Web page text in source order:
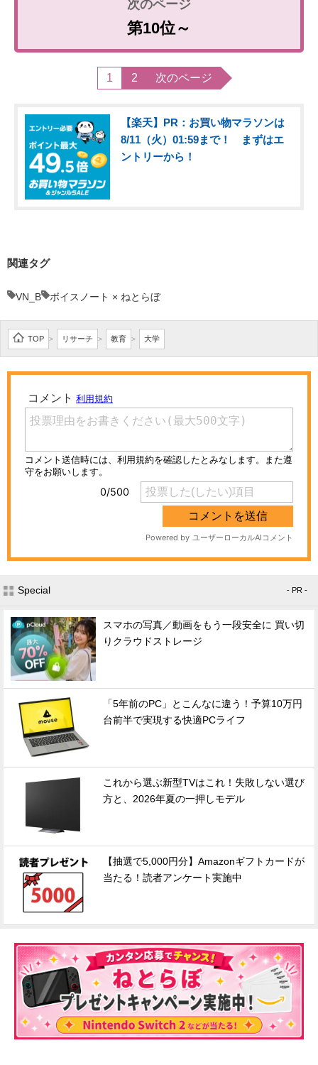
第10位～
1 2 次のページ
【楽天】PR：お買い物マラソンは
8/11（火）01:59まで！ まずはエ
ントリーから！
関連タグ
VN_B ボイスノート × ねとらぼ
TOP > リサーチ > 教育 > 大学
Special - PR -
スマホの写真／動画をもう一段安全に 買い切
りクラウドストレージ
「5年前のPC」とこんなに違う！予算10万円
台前半で実現する快適PCライフ
これから選ぶ新型TVはこれ！失敗しない選び
方と、2026年夏の一押しモデル
【抽選で5,000円分】Amazonギフトカードが
当たる！読者アンケート実施中